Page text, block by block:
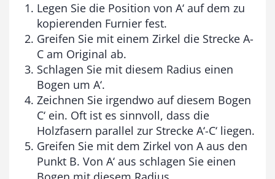
Legen Sie die Position von A‘ auf dem zu
kopierenden Furnier fest.
Greifen Sie mit einem Zirkel die Strecke A-
C am Original ab.
Schlagen Sie mit diesem Radius einen
Bogen um A‘.
Zeichnen Sie irgendwo auf diesem Bogen
C‘ ein. Oft ist es sinnvoll, dass die
Holzfasern parallel zur Strecke A‘-C‘ liegen.
Greifen Sie mit dem Zirkel von A aus den
Punkt B. Von A‘ aus schlagen Sie einen